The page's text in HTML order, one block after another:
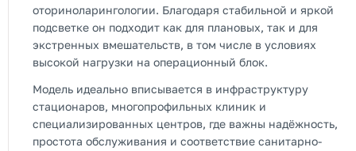
оториноларингологии. Благодаря стабильной и яркой
подсветке он подходит как для плановых, так и для
экстренных вмешательств, в том числе в условиях
высокой нагрузки на операционный блок.
Модель идеально вписывается в инфраструктуру
стационаров, многопрофильных клиник и
специализированных центров, где важны надёжность,
простота обслуживания и соответствие санитарно-